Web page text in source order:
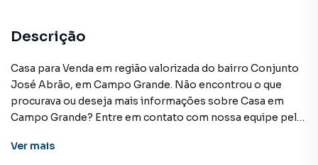
Descrição
Casa para Venda em região valorizada do bairro Conjunto
José Abrão, em Campo Grande. Não encontrou o que
procurava ou deseja mais informações sobre Casa em
Campo Grande? Entre em contato com nossa equipe pelo
Ver mais